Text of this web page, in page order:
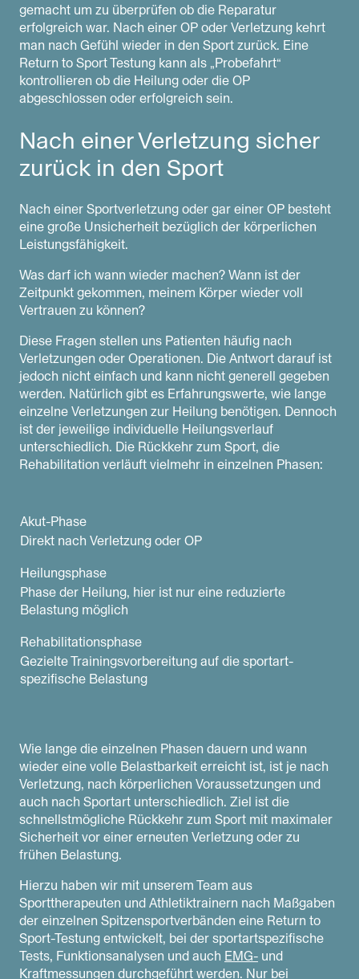
gemacht um zu überprüfen ob die Reparatur
erfolgreich war. Nach einer OP oder Verletzung kehrt
man nach Gefühl wieder in den Sport zurück. Eine
Return to Sport Testung kann als „Probefahrt“
kontrollieren ob die Heilung oder die OP
abgeschlossen oder erfolgreich sein.
Nach einer Verletzung sicher
zurück in den Sport
Nach einer Sportverletzung oder gar einer OP besteht
eine große Unsicherheit bezüglich der körperlichen
Leistungsfähigkeit.
Was darf ich wann wieder machen? Wann ist der
Zeitpunkt gekommen, meinem Körper wieder voll
Vertrauen zu können?
Diese Fragen stellen uns Patienten häufig nach
Verletzungen oder Operationen. Die Antwort darauf ist
jedoch nicht einfach und kann nicht generell gegeben
werden. Natürlich gibt es Erfahrungswerte, wie lange
einzelne Verletzungen zur Heilung benötigen. Dennoch
ist der jeweilige individuelle Heilungsverlauf
unterschiedlich. Die Rückkehr zum Sport, die
Rehabilitation verläuft vielmehr in einzelnen Phasen:
Akut-Phase
Direkt nach Verletzung oder OP
Heilungsphase
Phase der Heilung, hier ist nur eine reduzierte
Belastung möglich
Rehabilitationsphase
Gezielte Trainings­vorbereitung auf die sportart­
spezifische Belastung
Wie lange die einzelnen Phasen dauern und wann
wieder eine volle Belastbarkeit erreicht ist, ist je nach
Verletzung, nach körperlichen Voraussetzungen und
auch nach Sportart unterschiedlich. Ziel ist die
schnellstmögliche Rückkehr zum Sport mit maximaler
Sicherheit vor einer erneuten Verletzung oder zu
frühen Belastung.
Hierzu haben wir mit unserem Team aus
Sporttherapeuten und Athletiktrainern nach Maßgaben
der einzelnen Spitzensportverbänden eine Return to
Sport-Testung entwickelt, bei der sportartspezifische
Tests, Funktionsanalysen und auch EMG- und
Kraftmessungen durchgeführt werden. Nur bei